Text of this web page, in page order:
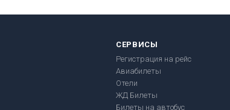
СЕРВИСЫ
Регистрация на рейс
Авиабилеты
Отели
ЖД Билеты
Билеты на автобус